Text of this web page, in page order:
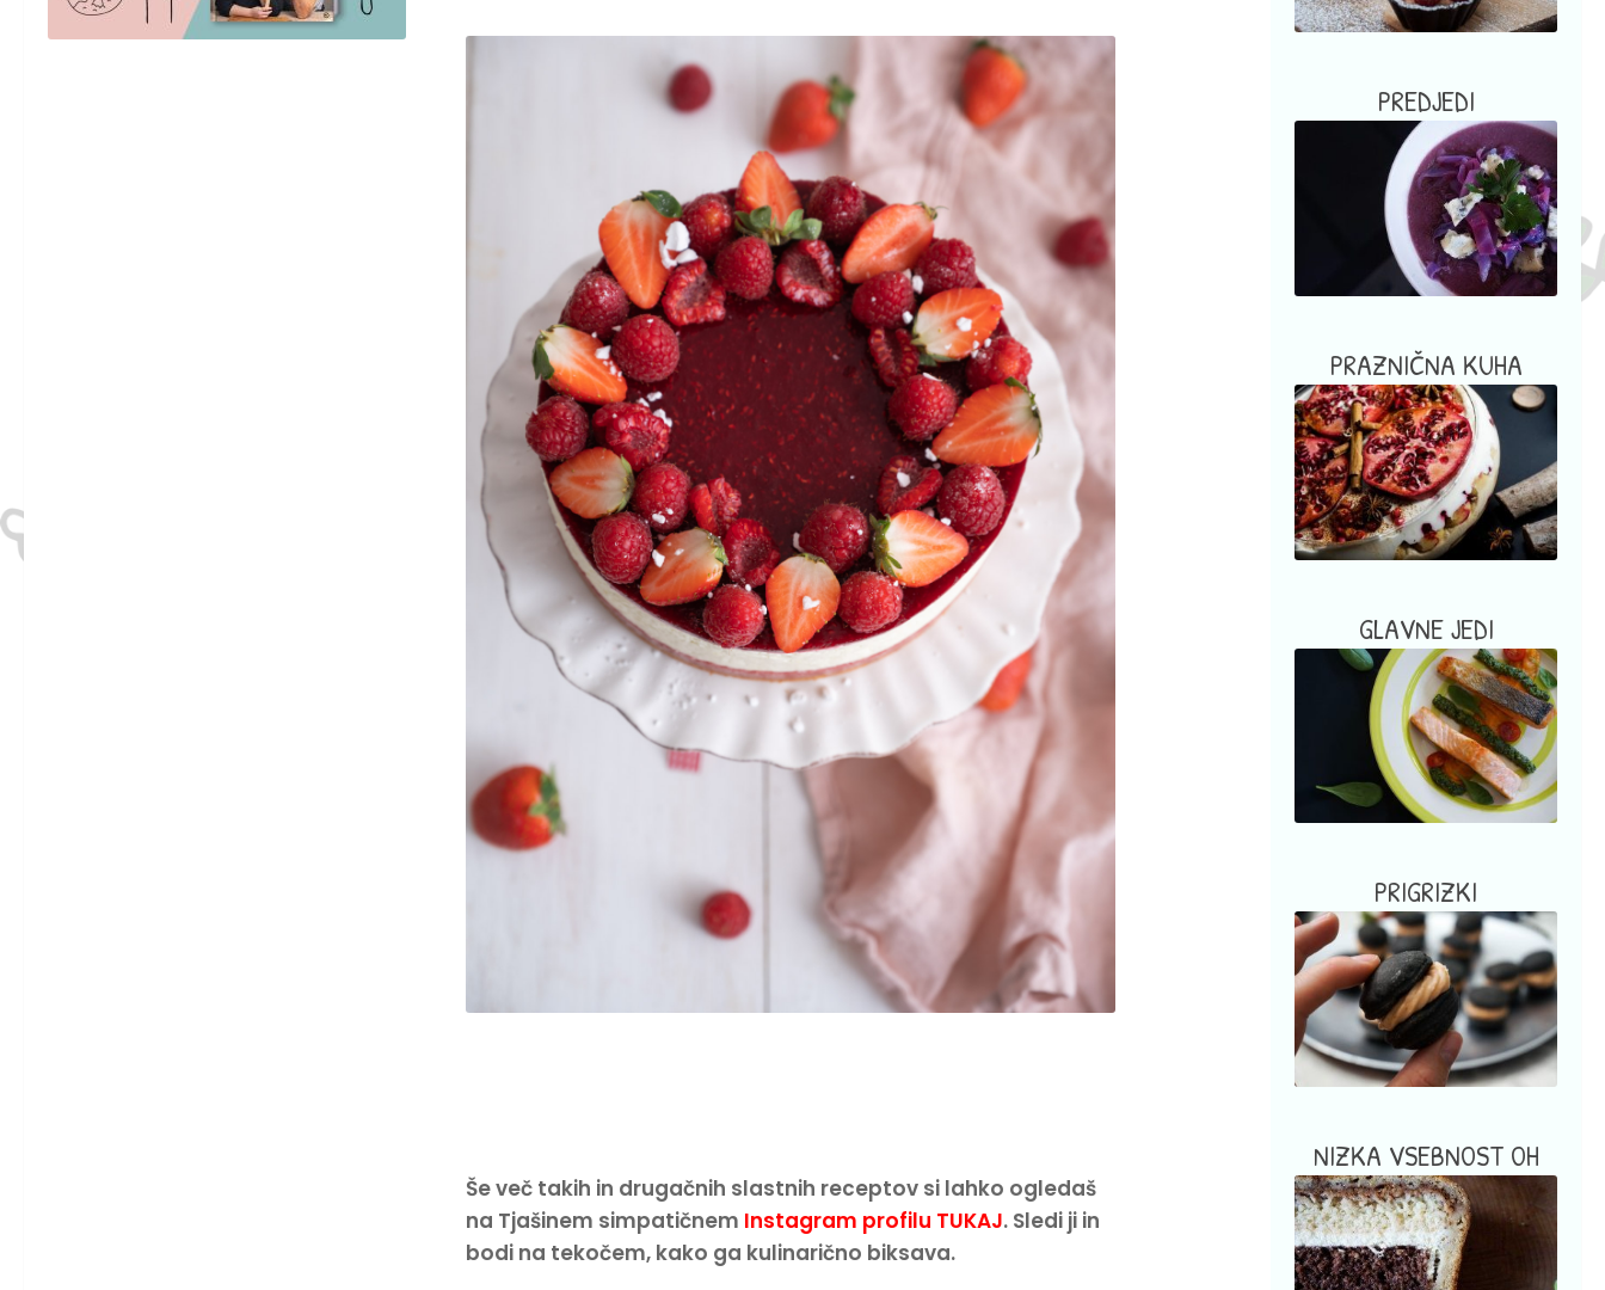
Še več takih in drugačnih slastnih receptov si lahko ogledaš
na Tjašinem simpatičnem Instagram profilu TUKAJ. Sledi ji in
bodi na tekočem, kako ga kulinarično biksava.
PREDJEDI
PRAZNIČNA KUHA
GLAVNE JEDI
PRIGRIZKI
NIZKA VSEBNOST OH